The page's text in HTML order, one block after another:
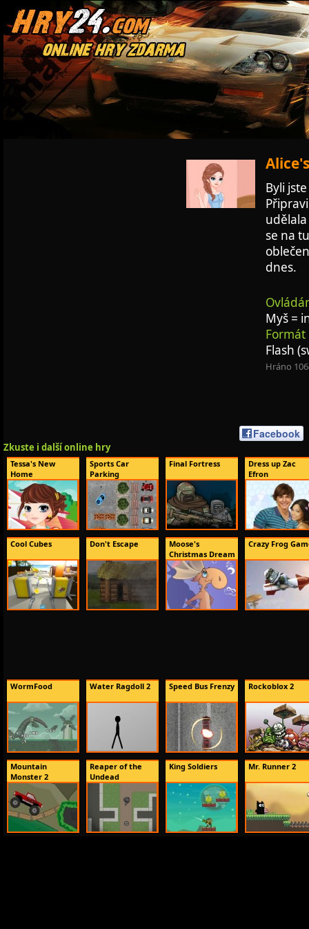
Byli
se na
dnes.
Myš =
Flash
Hráno
Facebook
Zkuste i další online hry
Tessa's New
Home
Sports Car
Parking
Final Fortress
Dress up Zac
Efron
Cool Cubes Don't Escape
Moose's
Christmas Dream
Crazy Frog
WormFood Water Ragdoll 2 Speed Bus Frenzy Rockoblox 2
Mountain
Monster 2
Reaper of the
Undead
King Soldiers Mr. Runner 2